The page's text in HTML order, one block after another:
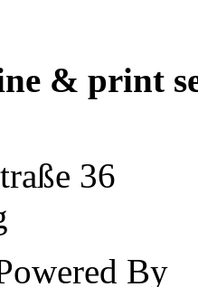
& print
36
By